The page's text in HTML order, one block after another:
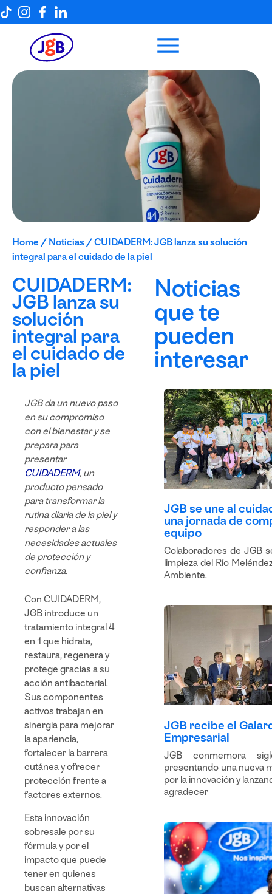
Home / Noticias /CUIDADERM: JGB lanza su solución
integral para el cuidado de la piel
CUIDADERM:
JGB lanza su
solución
integral para
el cuidado de
la piel
JGB da un nuevo paso
en su compromiso
con el bienestar y se
prepara para
presentar
CUIDADERM, un
producto pensado
para transformar la
rutina diaria de la piel y
responder a las
necesidades actuales
de protección y
confianza.
Con CUIDADERM,
JGB introduce un
tratamiento integral4
en 1 que hidrata,
restaura, regenera y
protege gracias a su
acción antibacterial.
Sus componentes
activos trabajan en
sinergia para mejorar
la apariencia,
fortalecer la barrera
cutánea y ofrecer
protección frente a
factores externos.
Esta innovación
sobresale por su
fórmulay por el
impactoque puede
tener en quienes
buscan alternativas
Noticias
que te
pueden
interesar
JGB se une al
una jornada de
equipo
Colaboradores de JGB
limpieza del Río
Ambiente.
JGB recibe el
Empresarial
JGB conmemora
presentando una nueva
por la innovación y
agradecer